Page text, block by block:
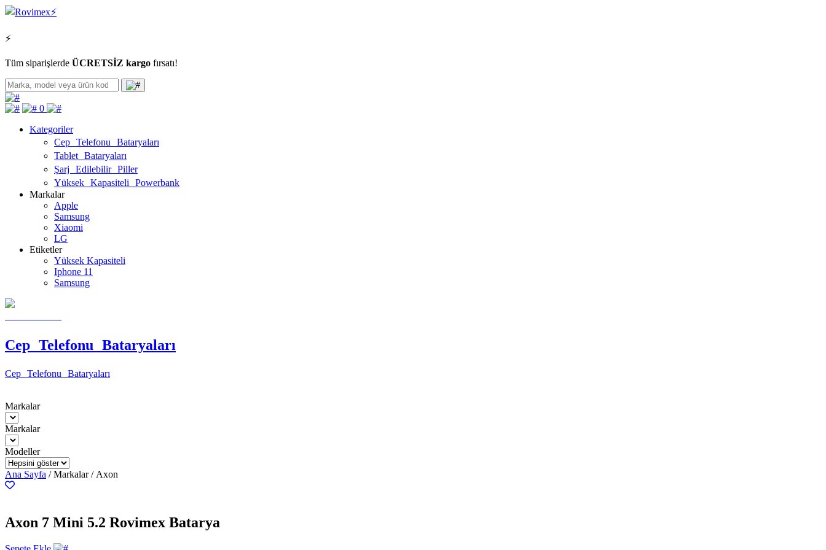
⚡
Tüm siparişlerde ÜCRETSİZ kargo fırsatı!
0
Kategoriler
Cep Telefonu Bataryaları
Tablet Bataryaları
Şarj Edilebilir Piller
Yüksek Kapasiteli Powerbank
Markalar
Apple
Samsung
Xiaomi
LG
Etiketler
Yüksek Kapasiteli
Iphone 11
Samsung
Cep Telefonu Bataryaları
Cep Telefonu Bataryaları
Markalar
Markalar
Modeller
Ana Sayfa / Markalar / Axon
Axon 7 Mini 5.2 Rovimex Batarya